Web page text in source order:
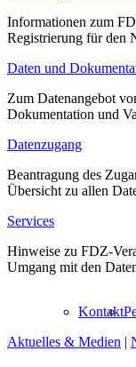
Informationen zum
Registrierung für den
Daten und
Zum Datenangebot
Dokumentation und
Datenzugang
Beantragung des
Übersicht zu allen
Services
Hinweise zu FDZ-
Umgang mit den
Kontakt
Aktuelles & Medien |